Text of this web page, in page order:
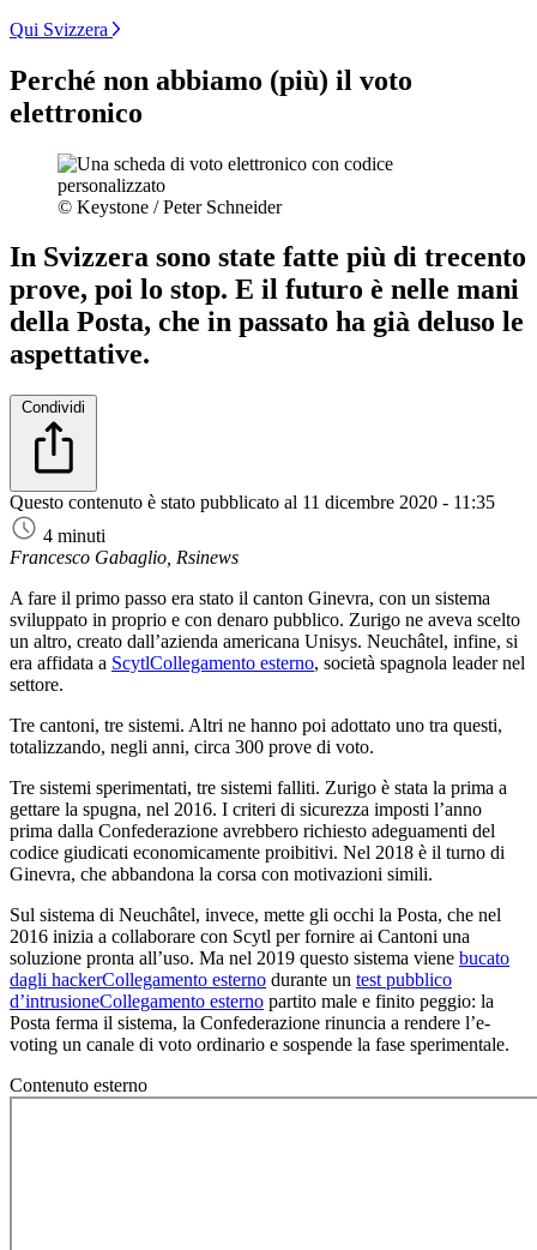
Qui Svizzera
Perché non abbiamo (più) il voto
elettronico
© Keystone / Peter Schneider
In Svizzera sono state fatte più di trecento
prove, poi lo stop. E il futuro è nelle mani
della Posta, che in passato ha già deluso le
aspettative.
Condividi
Questo contenuto è stato pubblicato al 11 dicembre 2020 - 11:35
4 minuti
Francesco Gabaglio, Rsinews
A fare il primo passo era stato il canton Ginevra, con un sistema
sviluppato in proprio e con denaro pubblico. Zurigo ne aveva scelto
un altro, creato dall’azienda americana Unisys. Neuchâtel, infine, si
era affidata a ScytlCollegamento esterno, società spagnola leader nel
settore.
Tre cantoni, tre sistemi. Altri ne hanno poi adottato uno tra questi,
totalizzando, negli anni, circa 300 prove di voto.
Tre sistemi sperimentati, tre sistemi falliti. Zurigo è stata la prima a
gettare la spugna, nel 2016. I criteri di sicurezza imposti l’anno
prima dalla Confederazione avrebbero richiesto adeguamenti del
codice giudicati economicamente proibitivi. Nel 2018 è il turno di
Ginevra, che abbandona la corsa con motivazioni simili.
Sul sistema di Neuchâtel, invece, mette gli occhi la Posta, che nel
2016 inizia a collaborare con Scytl per fornire ai Cantoni una
soluzione pronta all’uso. Ma nel 2019 questo sistema viene bucato
dagli hackerCollegamento esterno durante un test pubblico
d’intrusioneCollegamento esterno partito male e finito peggio: la
Posta ferma il sistema, la Confederazione rinuncia a rendere l’e-
voting un canale di voto ordinario e sospende la fase sperimentale.
Contenuto esterno